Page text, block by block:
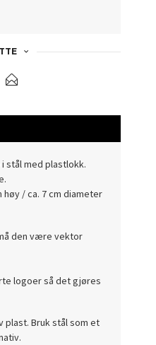
stål med plastlokk.
høy / ca. 7 cm diameter
den være vektor
logoer så det gjøres
plast. Bruk stål som et